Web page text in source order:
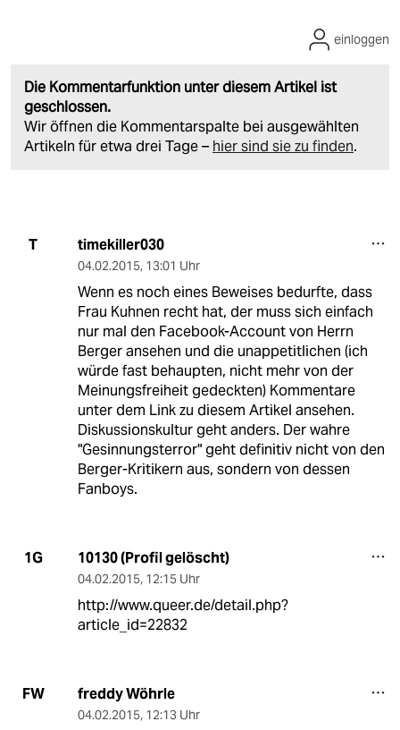
Die Kommentarfunktion unter diesem Artikel ist
geschlossen.
Wir öffnen die Kommentarspalte bei ausgewählten
Artikeln für etwa drei Tage – hier sind sie zu finden.
einloggen
T timekiller030
04.02.2015, 13:01 Uhr
Wenn es noch eines Beweises bedurfte, dass
Frau Kuhnen recht hat, der muss sich einfach
nur mal den Facebook-Account von Herrn
Berger ansehen und die unappetitlichen (ich
würde fast behaupten, nicht mehr von der
Meinungsfreiheit gedeckten) Kommentare
unter dem Link zu diesem Artikel ansehen.
Diskussionskultur geht anders. Der wahre
"Gesinnungsterror" geht definitiv nicht von den
Berger-Kritikern aus, sondern von dessen
Fanboys.
1G 10130 (Profil gelöscht)
04.02.2015, 12:15 Uhr
http://www.queer.de/detail.php?
article_id=22832
FW freddy Wöhrle
04.02.2015, 12:13 Uhr